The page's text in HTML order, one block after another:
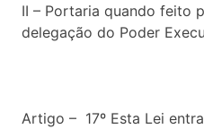
II – Portaria quando feito
delegação do Poder
Artigo – 17º Esta Lei